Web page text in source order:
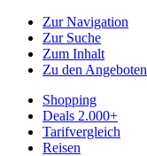
Zur Navigation
Zur Suche
Zum Inhalt
Zu den Angeboten
Shopping
Deals 2.000+
Tarifvergleich
Reisen